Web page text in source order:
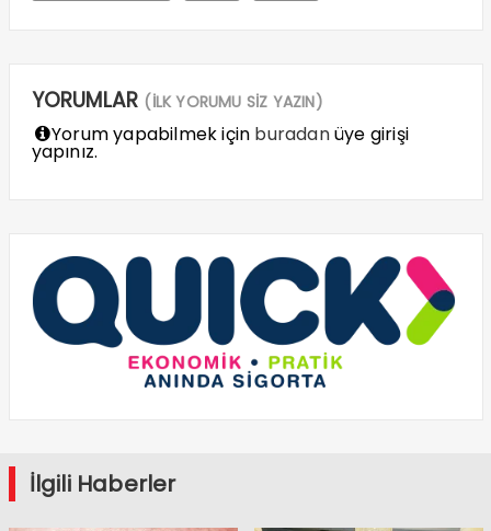
YORUMLAR (İLK YORUMU SİZ YAZIN)
Yorum yapabilmek için buradanüye girişi
yapınız.
İlgili Haberler